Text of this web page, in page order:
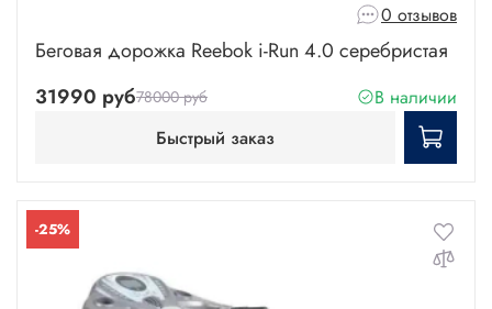
0 отзывов
Беговая дорожка Reebok i-Run 4.0 серебристая
31990 руб78000 руб
В наличии
Быстрый заказ
-25%